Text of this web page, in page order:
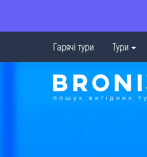
Гарячі тури Тури